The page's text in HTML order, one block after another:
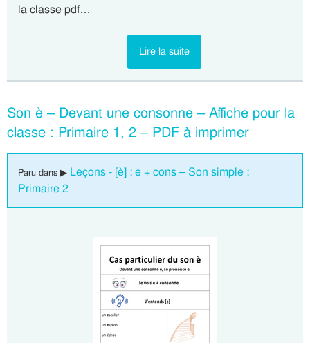
la classe pdf…
Lire la suite
Son è – Devant une consonne – Affiche pour la
classe : Primaire 1, 2 – PDF à imprimer
Paru dans ▶ Leçons - [è] : e + cons – Son simple :
Primaire 2